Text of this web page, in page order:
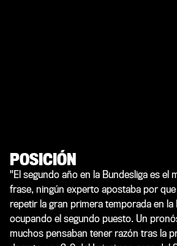
POSICIÓN
"El segundo año en la Bundesliga es el
frase, ningún experto apostaba por que
repetir la gran primera temporada en la
ocupando el segundo puesto. Un
muchos pensaban tener razón tras la